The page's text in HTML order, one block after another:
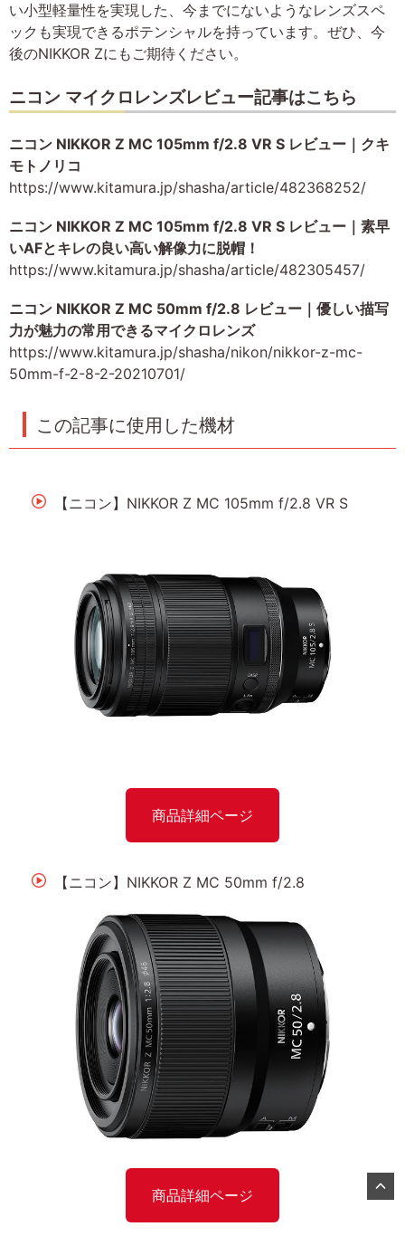
い小型軽量性を実現した、今までにないようなレンズスペ
ックも実現できるポテンシャルを持っています。ぜひ、今
後のNIKKOR Zにもご期待ください。
ニコン マイクロレンズレビュー記事はこちら
ニコン NIKKOR Z MC 105mm f/2.8 VR S レビュー｜クキ
モトノリコ
https://www.kitamura.jp/shasha/article/482368252/
ニコン NIKKOR Z MC 105mm f/2.8 VR S レビュー｜素早
いAFとキレの良い高い解像力に脱帽！
https://www.kitamura.jp/shasha/article/482305457/
ニコン NIKKOR Z MC 50mm f/2.8 レビュー｜優しい描写
力が魅力の常用できるマイクロレンズ
https://www.kitamura.jp/shasha/nikon/nikkor-z-mc-
50mm-f-2-8-2-20210701/
この記事に使用した機材
【ニコン】NIKKOR Z MC 105mm f/2.8 VR S
商品詳細ページ
【ニコン】NIKKOR Z MC 50mm f/2.8
商品詳細ページ